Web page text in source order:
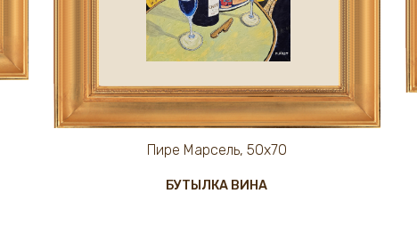
Пире Марсель, 50х70
БУТЫЛКА ВИНА